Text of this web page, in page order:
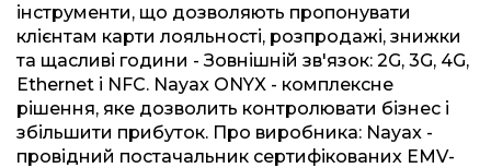
інструменти, що дозволяють пропонувати
клієнтам карти лояльності, розпродажі, знижки
та щасливі години - Зовнішній зв'язок: 2G, 3G, 4G,
Ethernet і NFC. Nayax ONYX - комплексне
рішення, яке дозволить контролювати бізнес і
збільшити прибуток. Про виробника: Nayax -
провідний постачальник сертифікованих EMV-